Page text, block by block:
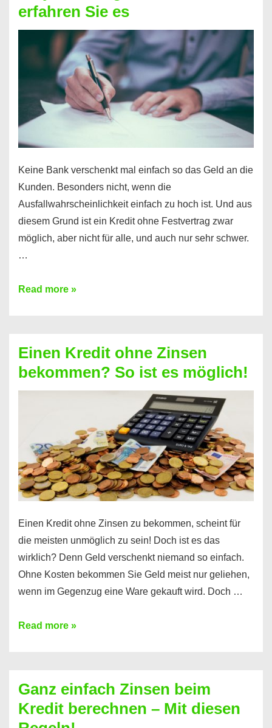
nicht
nur
für
Handy
möglich!
erfahren Sie es
Keine Bank verschenkt mal einfach so das Geld an die
Kunden. Besonders nicht, wenn die
Ausfallwahrscheinlichkeit einfach zu hoch ist. Und aus
diesem Grund ist ein Kredit ohne Festvertrag zwar
möglich, aber nicht für alle, und auch nur sehr schwer.
…
Ist
Festvertrag
für
jeden
erfahren
Sie
es
Read more »
Einen Kredit ohne Zinsen
bekommen? So ist es möglich!
Einen Kredit ohne Zinsen zu bekommen, scheint für
die meisten unmöglich zu sein! Doch ist es das
wirklich? Denn Geld verschenkt niemand so einfach.
Ohne Kosten bekommen Sie Geld meist nur geliehen,
wenn im Gegenzug eine Ware gekauft wird. Doch …
Einen
bekommen?
So
Read more »
Ganz einfach Zinsen beim
Kredit berechnen – Mit diesen